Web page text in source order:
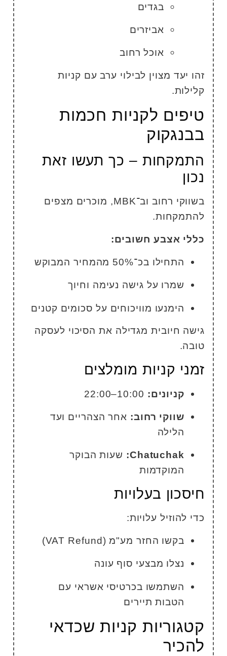
בגדים
אביזרים
אוכל רחוב
יעד מצוין לבילוי ערב עם קניות
לקניות חכמות
– כך תעשו זאת
בשווקי רחוב וב־MBK, מוכרים מצפים
אצבע חשובים:
התחילו בכ־50% מהמחיר המבוקש
שמרו על גישה נעימה וחיוך
הימנעו מוויכוחים על סכומים קטנים
חיובית מגדילה את הסיכוי לעסקה
קניות מומלצים
קניונים:10:00–22:00
שווקי רחוב:אחר הצהריים ועד
הלילה
Chatuchak: שעות הבוקר
המוקדמות
בעלויות
להוזיל עלויות:
בקשו החזר מע"מ (VAT Refund)
נצלו מבצעי סוף עונה
השתמשו בכרטיסי אשראי עם
הטבות תיירים
קניות שכדאי